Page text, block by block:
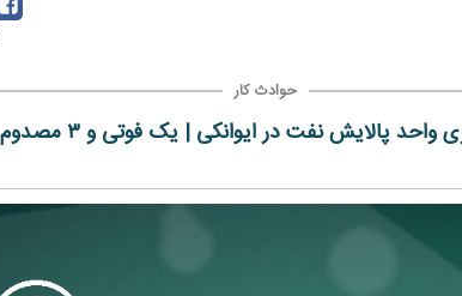
حوادث کار
پالایش نفت در ایوانکی | یک فوتی و ۳ مصدوم